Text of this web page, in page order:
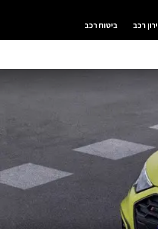
רכב ביטוח רכב